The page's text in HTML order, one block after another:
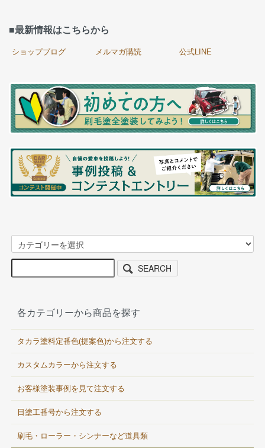
■最新情報はこちらから
ショップブログ メルマガ購読 公式LINE
SEARCH
各カテゴリーから商品を探す
タカラ塗料定番色(提案色)から注文する
カスタムカラーから注文する
お客様塗装事例を見て注文する
日塗工番号から注文する
刷毛・ローラー・シンナーなど道具類